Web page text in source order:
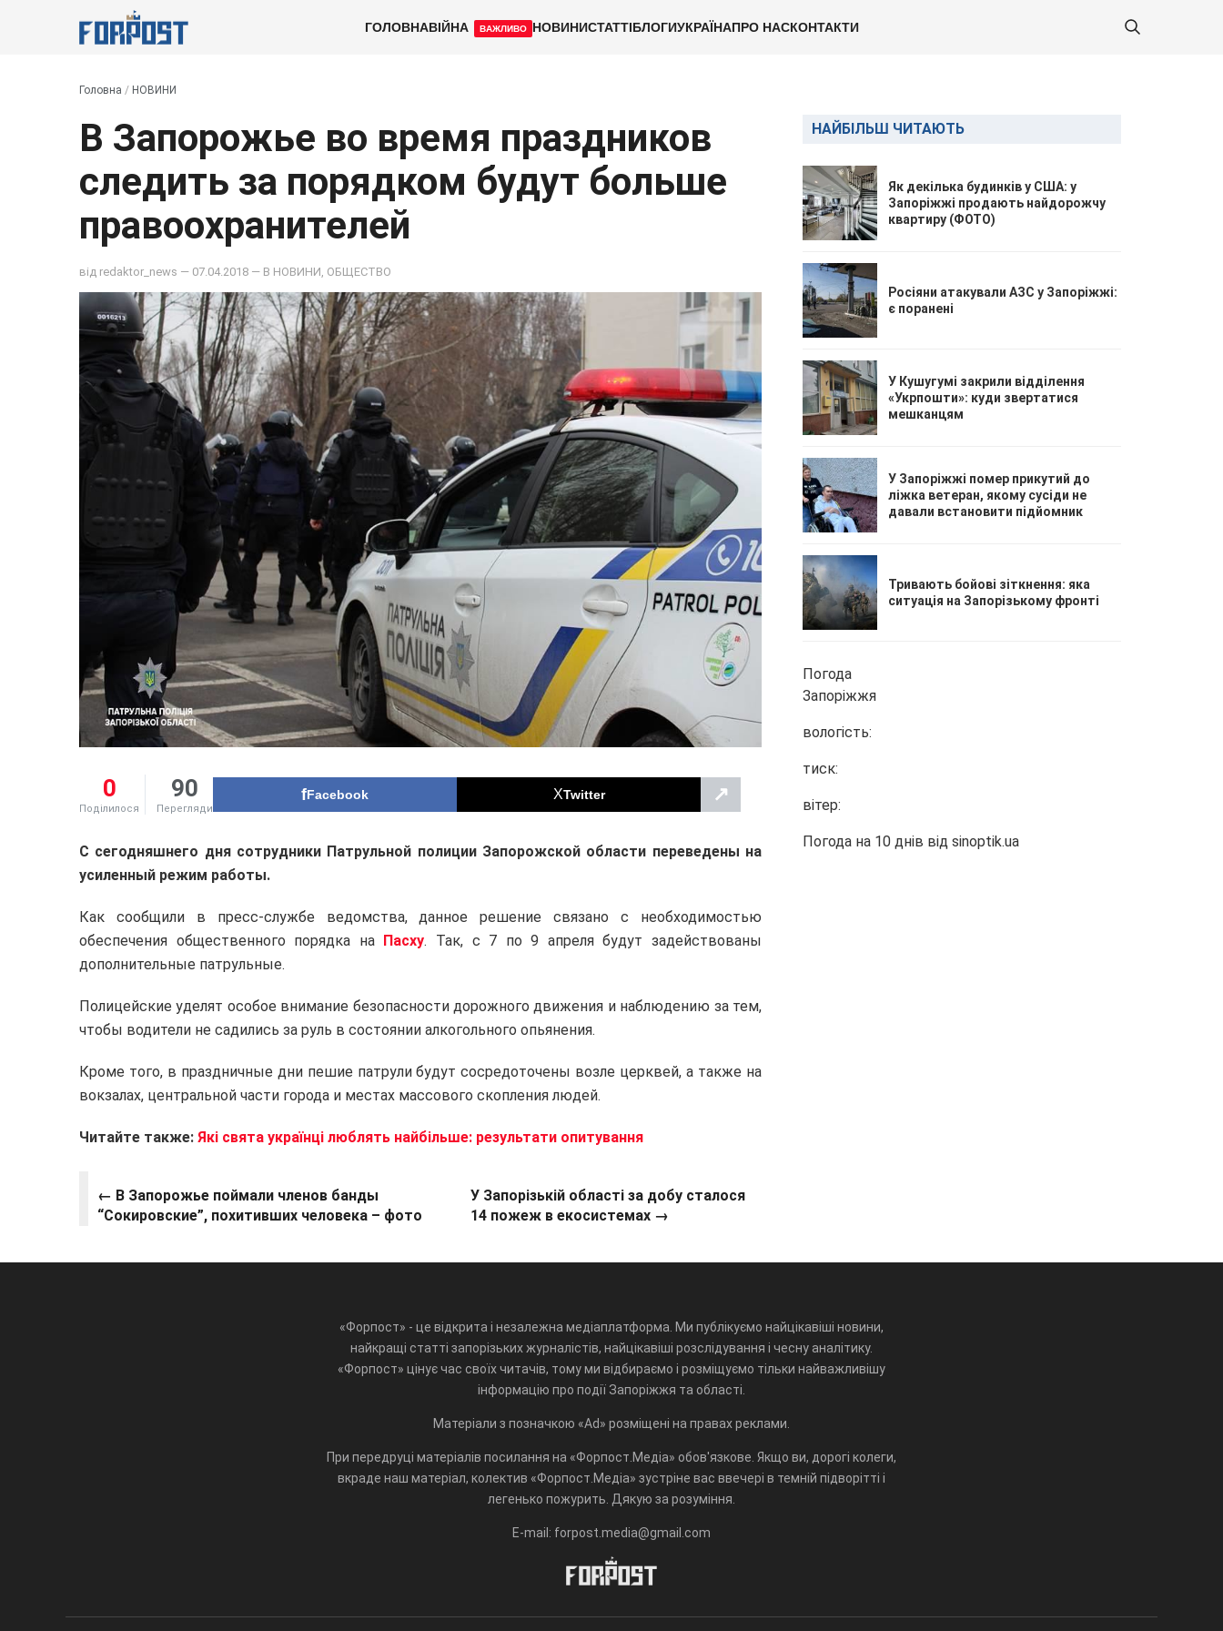
ГОЛОВНАВІЙНА ВАЖЛИВО НОВИНИСТАТТІБЛОГИУКРАЇНАПРО НАСКОНТАКТИ
Головна / НОВИНИ
В Запорожье во время праздников
следить за порядком будут больше
правоохранителей
від redaktor_news — 07.04.2018 — В НОВИНИ ОБЩЕСТВО
0
Поділилося
90
Перегляди
Facebook Twitter ↗
С сегодняшнего дня сотрудники Патрульной полиции Запорожской области переведены на
усиленный режим работы.
Как сообщили в пресс-службе ведомства, данное решение связано с необходимостью
обеспечения общественного порядка на Пасху. Так, с 7 по 9 апреля будут задействованы
дополнительные патрульные.
Полицейские уделят особое внимание безопасности дорожного движения и наблюдению за тем,
чтобы водители не садились за руль в состоянии алкогольного опьянения.
Кроме того, в праздничные дни пешие патрули будут сосредоточены возле церквей, а также на
вокзалах, центральной части города и местах массового скопления людей.
Читайте также: Які свята українці люблять найбільше: результати опитування
← В Запорожье поймали членов банды
“Сокировские”, похитивших человека – фото
У Запорізькій області за добу сталося
14 пожеж в екосистемах →
НАЙБІЛЬШ ЧИТАЮТЬ
Як декілька будинків у США: у
Запоріжжі продають найдорожчу
квартиру (ФОТО)
Росіяни атакували АЗС у Запоріжжі:
є поранені
У Кушугумі закрили відділення
«Укрпошти»: куди звертатися
мешканцям
У Запоріжжі помер прикутий до
ліжка ветеран, якому сусіди не
давали встановити підйомник
Тривають бойові зіткнення: яка
ситуація на Запорізькому фронті
Погода
Запоріжжя
вологість:
тиск:
вітер:
Погода на 10 днів від sinoptik.ua
«Форпост» - це відкрита і незалежна медіаплатформа. Ми публікуємо найцікавіші новини,
найкращі статті запорізьких журналістів, найцікавіші розслідування і чесну аналітику.
«Форпост» цінує час своїх читачів, тому ми відбираємо і розміщуємо тільки найважливішу
інформацію про події Запоріжжя та області.
Матеріали з позначкою «Ad» розміщені на правах реклами.
При передруці матеріалів посилання на «Форпост.Медіа» обов'язкове. Якщо ви, дорогі колеги,
вкраде наш матеріал, колектив «Форпост.Медіа» зустріне вас ввечері в темній підворітті і
легенько пожурить. Дякую за розуміння.
E-mail: forpost.media@gmail.com